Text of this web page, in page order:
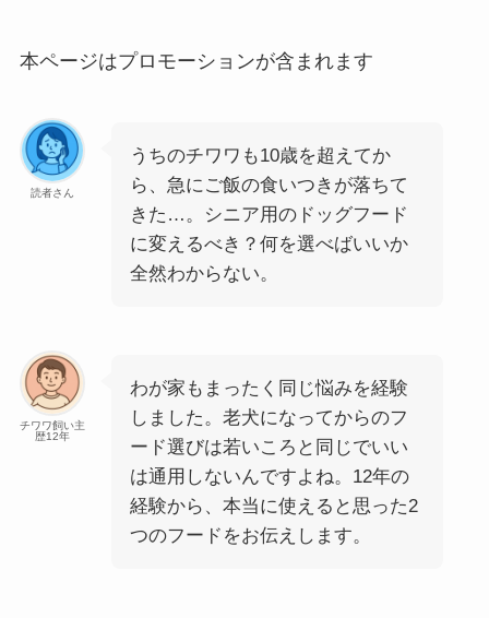
本ページはプロモーションが含まれます
読者さん
うちのチワワも10歳を超えてか
ら、急にご飯の食いつきが落ちて
きた…。シニア用のドッグフード
に変えるべき？何を選べばいいか
全然わからない。
チワワ飼い主
歴12年
わが家もまったく同じ悩みを経験
しました。老犬になってからのフ
ード選びは若いころと同じでいい
は通用しないんですよね。12年の
経験から、本当に使えると思った2
つのフードをお伝えします。